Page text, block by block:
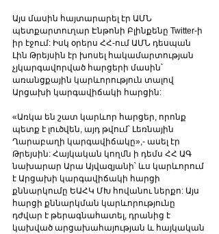
Այս մասին հայտարարել էր ԱՄՆ
պետքարտուղար Էնթոնի Բլինքենը Twitter-ի
իր էջում: Իսկ օրերս ՀՀ-ում ԱՄՆ դեսպան
Լին Թրեյսին էր խոսել հակամարտության
չյկարգավորված հարցերի մասին՝
առանցքային կարևորություն տալով
Արցախի կարգավիճակի հարցին:
«Առկա են շատ կարևոր հարցեր, որոնք
պետք է լուծվեն, այդ թվում՝ Լեռնային
Ղարաբաղի կարգավիճակը»,- ասել էր
Թրեյսին: Հայկական կողմն ի դեմս ՀՀ ԱԳ
նախարար Արա Այվազյանի՝ ևս կարևորում
է Արցախի կարգավիճակի հարցի
քննարկումը ԵԱՀԿ ՄԽ հովանու ներքո: Այս
հարցի քննարկման կարևորությունը
դժվար է թերագնահատել, դրանից է
կախված արցախահայության և հայկական